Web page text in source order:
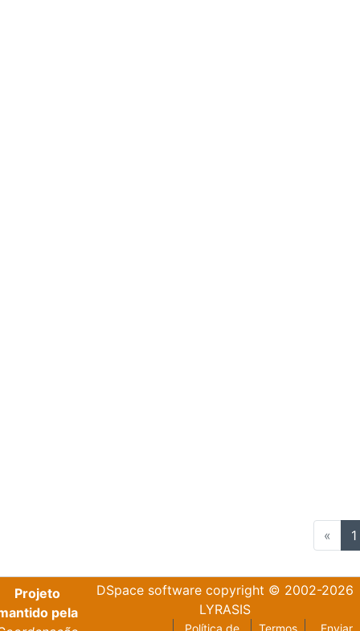
« 1
Projeto
pela
DSpace softwarecopyright © 2002-2026
LYRASIS
Política de Termos Enviar